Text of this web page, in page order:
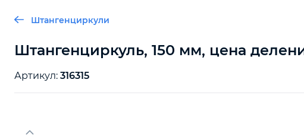
Штангенциркули
Штангенциркуль, 150 мм, цена
Артикул: 316315